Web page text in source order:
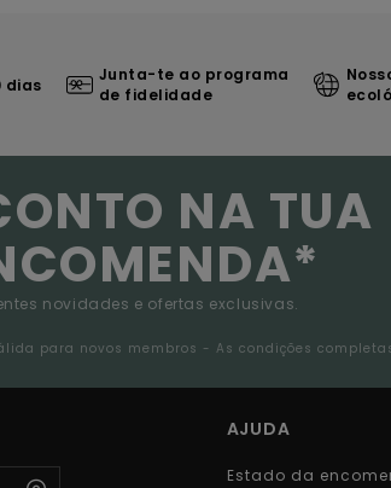
dias
Junta-te ao programa
de fidelidade
NA TUA
novidades e ofertas exclusivas.
para novos membros - As condições
AJUDA
Estado da